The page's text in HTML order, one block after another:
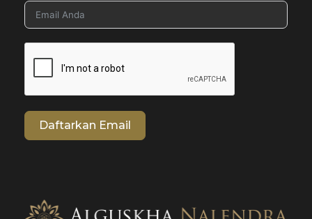
Daftarkan Email